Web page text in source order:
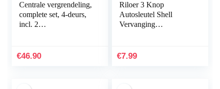
Centrale vergrendeling,
complete set, 4-deurs,
incl. 2
€46.90
Riloer 3 Knop
Autosleutel Shell
Vervanging
Renault Trafic Clio
€7.99